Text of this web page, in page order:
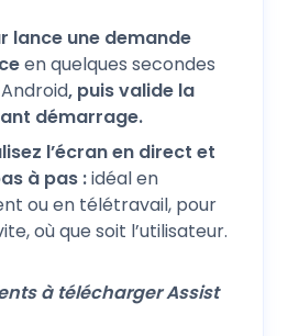
lance une demande
en quelques secondes
, puis valide la
démarrage.
l’écran en direct et
à pas :idéal en
ou en télétravail, pour
où que soit l’utilisateur.
à télécharger Assist